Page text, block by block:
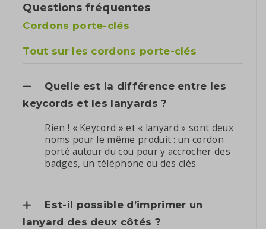
Questions fréquentes
Cordons porte-clés
Tout sur les cordons porte-clés
Quelle est la différence entre les
keycords et les lanyards ?
Rien ! « Keycord » et « lanyard » sont deux
noms pour le même produit : un cordon
porté autour du cou pour y accrocher des
badges, un téléphone ou des clés.
Est-il possible d’imprimer un
lanyard des deux côtés ?